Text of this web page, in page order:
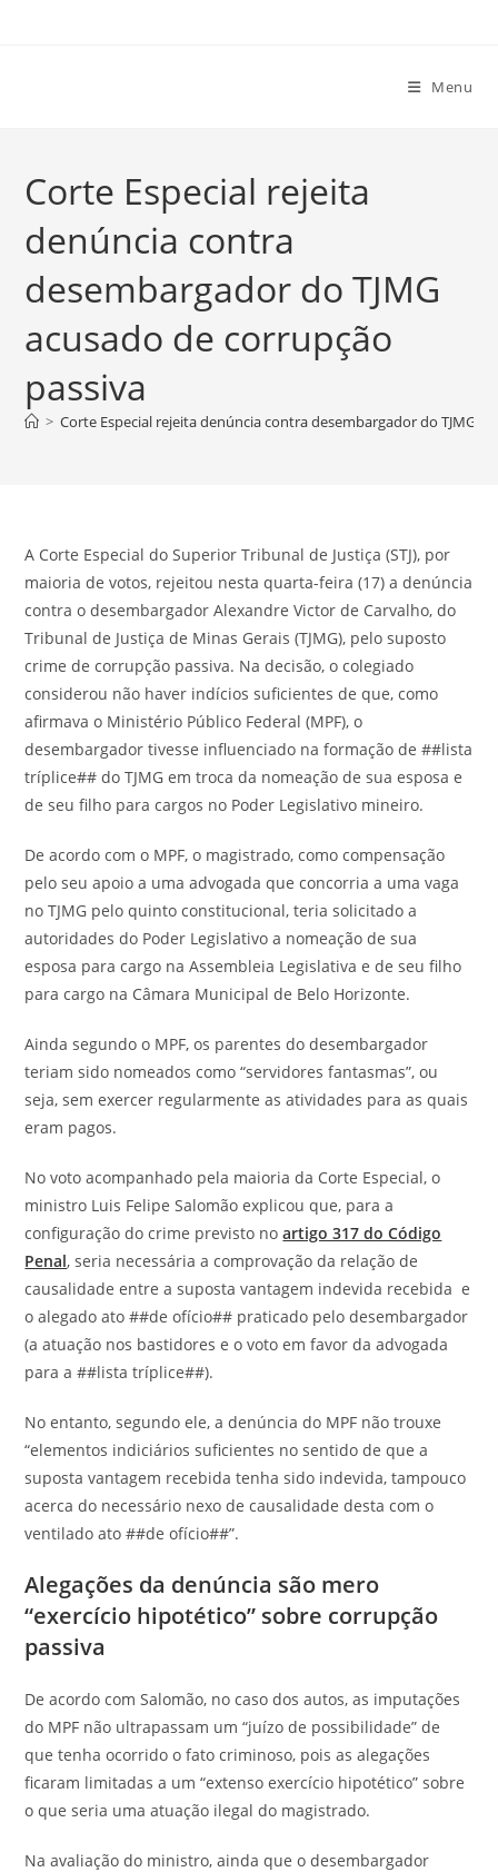
Menu
Corte Especial rejeita
denúncia contra
desembargador do TJMG
acusado de corrupção
passiva
> Corte Especial rejeita denúncia contra desembargador do TJMG
A Corte Especial do Superior Tribunal de Justiça (STJ), por
maioria de votos, rejeitou nesta quarta-feira (17) a denúncia
contra o desembargador Alexandre Victor de Carvalho, do
Tribunal de Justiça de Minas Gerais (TJMG), pelo suposto
crime de corrupção passiva. Na decisão, o colegiado
considerou não haver indícios suficientes de que, como
afirmava o Ministério Público Federal (MPF), o
desembargador tivesse influenciado na formação de ##lista
tríplice## do TJMG em troca da nomeação de sua esposa e
de seu filho para cargos no Poder Legislativo mineiro.
De acordo com o MPF, o magistrado, como compensação
pelo seu apoio a uma advogada que concorria a uma vaga
no TJMG pelo quinto constitucional, teria solicitado a
autoridades do Poder Legislativo a nomeação de sua
esposa para cargo na Assembleia Legislativa e de seu filho
para cargo na Câmara Municipal de Belo Horizonte.
Ainda segundo o MPF, os parentes do desembargador
teriam sido nomeados como “servidores fantasmas”, ou
seja, sem exercer regularmente as atividades para as quais
eram pagos.
No voto acompanhado pela maioria da Corte Especial, o
ministro Luis Felipe Salomão explicou que, para a
configuração do crime previsto noartigo 317 do Código
Penal, seria necessária a comprovação da relação de
causalidade entre a suposta vantagem indevida recebida e
o alegado ato ##de ofício## praticado pelo desembargador
(a atuação nos bastidores e o voto em favor da advogada
para a ##lista tríplice##).
No entanto, segundo ele, a denúncia do MPF não trouxe
“elementos indiciários suficientes no sentido de que a
suposta vantagem recebida tenha sido indevida, tampouco
acerca do necessário nexo de causalidade desta com o
ventilado ato ##de ofício##”.
Alegações da denúncia são mero
“exercício hipotético” sobre corrupção
passiva
De acordo com Salomão, no caso dos autos, as imputações
do MPF não ultrapassam um “juízo de possibilidade” de
que tenha ocorrido o fato criminoso, pois as alegações
ficaram limitadas a um “extenso exercício hipotético” sobre
o que seria uma atuação ilegal do magistrado.
Na avaliação do ministro, ainda que o desembargador